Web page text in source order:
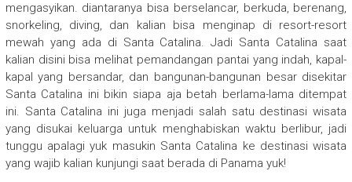
mengasyikan. diantaranya bisa berselancar, berkuda, berenang,
snorkeling, diving, dan kalian bisa menginap di resort-resort
mewah yang ada di Santa Catalina. Jadi Santa Catalina saat
kalian disini bisa melihat pemandangan pantai yang indah, kapal-
kapal yang bersandar, dan bangunan-bangunan besar disekitar
Santa Catalina ini bikin siapa aja betah berlama-lama ditempat
ini. Santa Catalina ini juga menjadi salah satu destinasi wisata
yang disukai keluarga untuk menghabiskan waktu berlibur, jadi
tunggu apalagi yuk masukin Santa Catalina ke destinasi wisata
yang wajib kalian kunjungi saat berada di Panama yuk!